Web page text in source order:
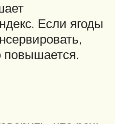
Если ягоды
повышается.